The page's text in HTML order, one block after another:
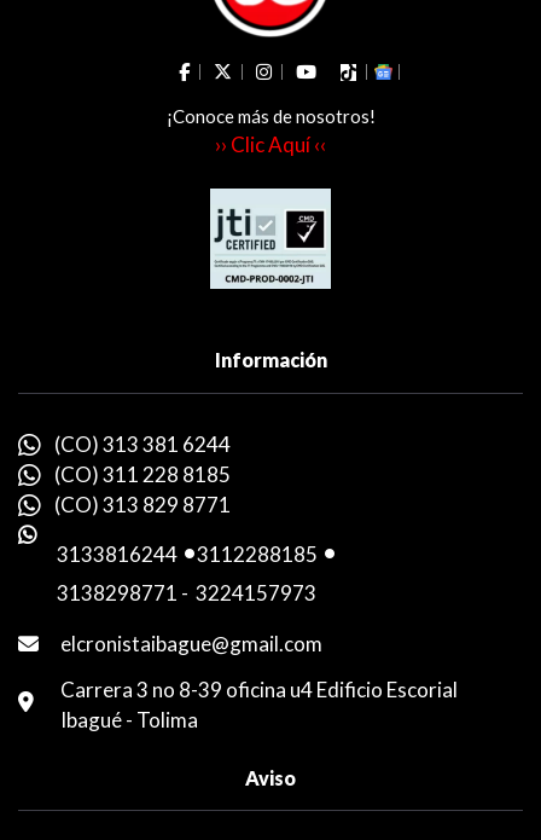
¡Conoce más de nosotros!
›› Clic Aquí ‹‹
Información
(CO) 313 381 6244
(CO) 311 228 8185
(CO) 313 829 8771
3133816244 -3112288185 -
3138298771 - 3224157973
elcronistaibague@gmail.com
Carrera 3 no 8-39 oficina u4 Edificio Escorial
Ibagué - Tolima
Aviso